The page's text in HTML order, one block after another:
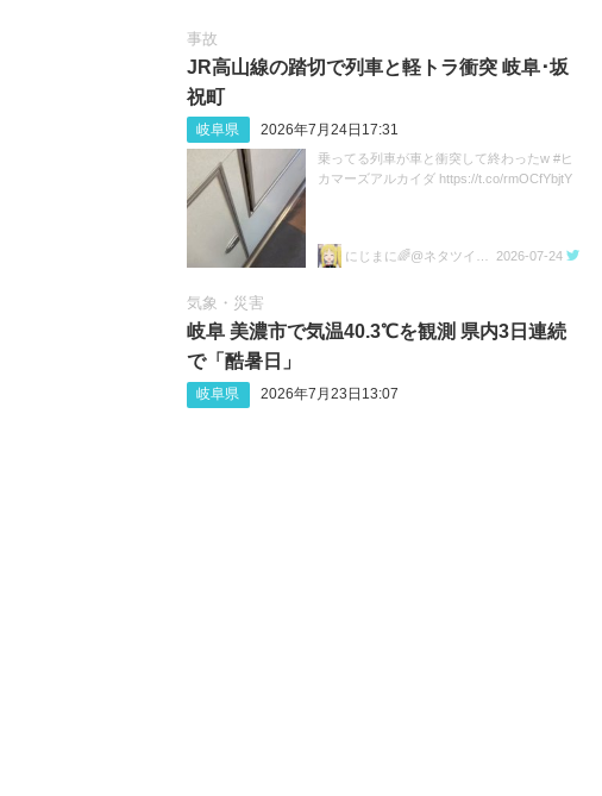
事故
JR高山線の踏切で列車と軽トラ衝突 岐阜･坂
祝町
岐阜県 2026年7月24日17:31
乗ってる列車が車と衝突して終わったw #ヒ
カマーズアルカイダ https://t.co/rmOCfYbjtY
2026-07-24
気象・災害
岐阜 美濃市で気温40.3℃を観測 県内3日連続
で「酷暑日」
岐阜県 2026年7月23日13:07